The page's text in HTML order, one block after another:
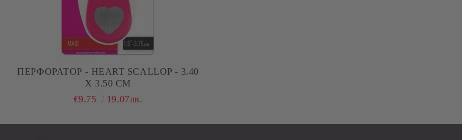
ПЕРФОРАТОР - HEART SCALLOP - 3.40
X 3.50 СМ
€9.75
19.07лв.